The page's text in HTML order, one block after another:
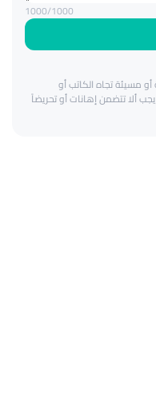
1000/1000
مسيئة تجاه الكاتب أو
ألا تتضمن إهانات أو تحريضاً